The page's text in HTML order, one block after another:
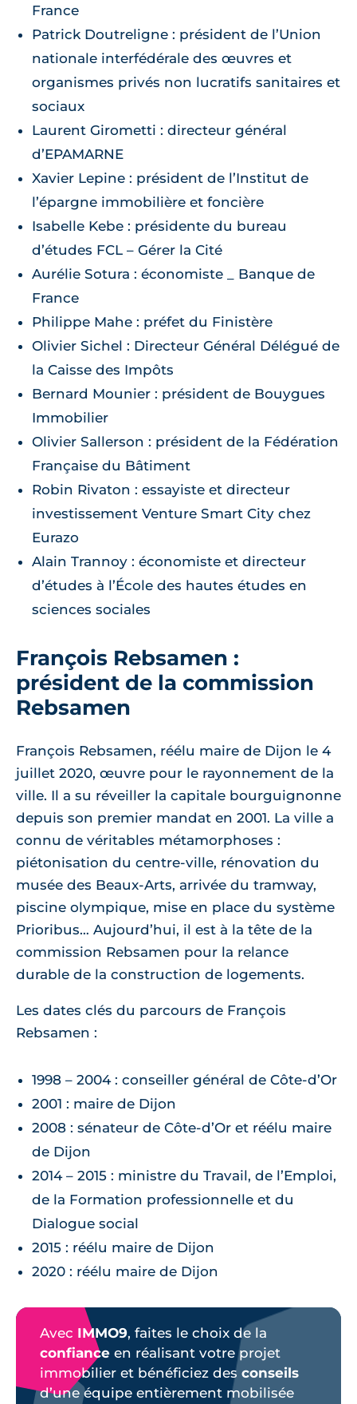
France
Patrick Doutreligne : président de l’Union
nationale interfédérale des œuvres et
organismes privés non lucratifs sanitaires et
sociaux
Laurent Girometti : directeur général
d’EPAMARNE
Xavier Lepine : président de l’Institut de
l’épargne immobilière et foncière
Isabelle Kebe : présidente du bureau
d’études FCL – Gérer la Cité
Aurélie Sotura : économiste _ Banque de
France
Philippe Mahe : préfet du Finistère
Olivier Sichel : Directeur Général Délégué de
la Caisse des Impôts
Bernard Mounier : président de Bouygues
Immobilier
Olivier Sallerson : président de la Fédération
Française du Bâtiment
Robin Rivaton : essayiste et directeur
investissement Venture Smart City chez
Eurazo
Alain Trannoy : économiste et directeur
d’études à l’École des hautes études en
sciences sociales
François Rebsamen :
président de la commission
Rebsamen
François Rebsamen, réélu maire de Dijon le 4
juillet 2020, œuvre pour le rayonnement de la
ville. Il a su réveiller la capitale bourguignonne
depuis son premier mandat en 2001. La ville a
connu de véritables métamorphoses :
piétonisation du centre-ville, rénovation du
musée des Beaux-Arts, arrivée du tramway,
piscine olympique, mise en place du système
Prioribus… Aujourd’hui, il est à la tête de la
commission Rebsamen pour la relance
durable de la construction de logements.
Les dates clés du parcours de François
Rebsamen :
1998 – 2004 : conseiller général de Côte-d’Or
2001 : maire de Dijon
2008 : sénateur de Côte-d’Or et réélu maire
de Dijon
2014 – 2015 : ministre du Travail, de l’Emploi,
de la Formation professionnelle et du
Dialogue social
2015 : réélu maire de Dijon
2020 : réélu maire de Dijon
Avec IMMO9, faites le choix de la
confiance en réalisant votre projet
immobilier et bénéficiez des conseils
d’une équipe entièrement mobilisée